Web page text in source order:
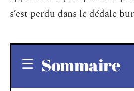
s’est perdu dans le dédale
Sommaire